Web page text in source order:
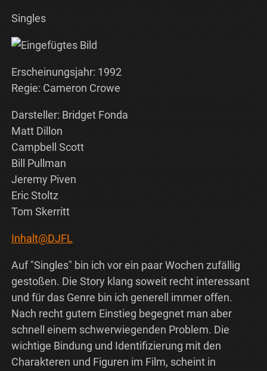
Singles
Erscheinungsjahr: 1992
Regie: Cameron Crowe
Darsteller: Bridget Fonda
Matt Dillon
Campbell Scott
Bill Pullman
Jeremy Piven
Eric Stoltz
Tom Skerritt
Inhalt@DJFL
Auf "Singles" bin ich vor ein paar Wochen zufällig
gestoßen. Die Story klang soweit recht interessant
und für das Genre bin ich generell immer offen.
Nach recht gutem Einstieg begegnet man aber
schnell einem schwerwiegenden Problem. Die
wichtige Bindung und Identifizierung mit den
Charakteren und Figuren im Film, scheint in